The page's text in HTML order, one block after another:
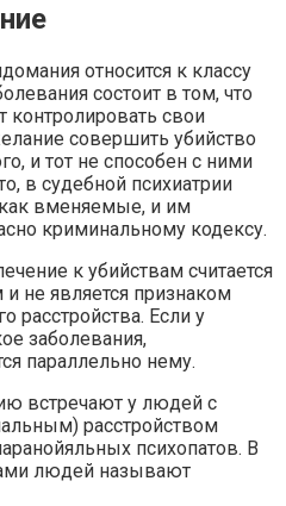
относится к классу
состоит в том, что
свои
совершить убийство
и тот не способен с ними
в судебной психиатрии
вменяемые, и им
криминальному кодексу.
к убийствам считается
не является признаком
расстройства. Если у
заболевания,
параллельно нему.
встречают у людей с
расстройством
психопатов. В
людей называют